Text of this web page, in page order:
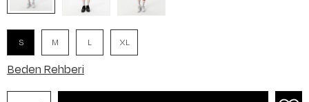
S M L XL
Beden Rehberi